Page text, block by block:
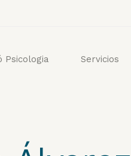
Psicologia Servicios